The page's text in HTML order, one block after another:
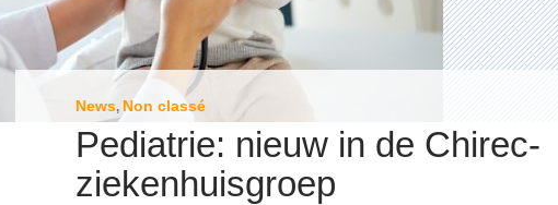
News, Non classé
Pediatrie: nieuw in de Chirec-
ziekenhuisgroep